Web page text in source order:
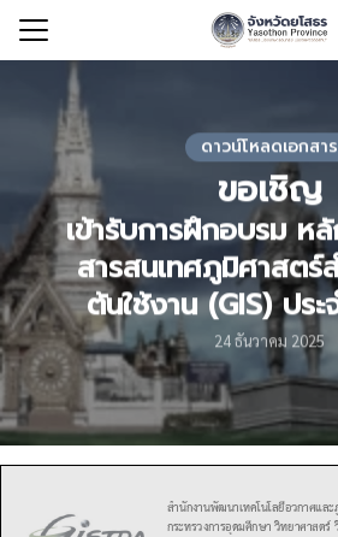
Skip
Search
ดาวน์โหลดเอกสาร
ขอเชิญ
เข้ารับการฝึกอบรม ห
สารสนเทศภูมิศาสตร์
ต้นใช้งาน (GIS) ปร
24 ธันวาคม 2025